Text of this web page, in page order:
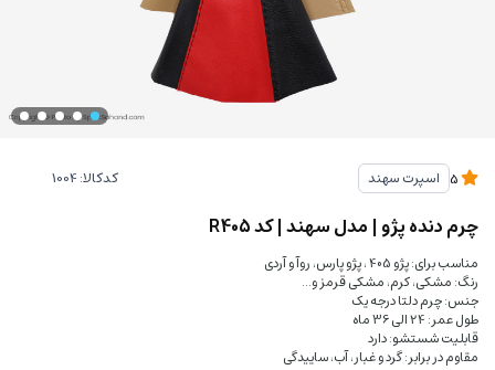
اسپرت سهند کدکالا:
چرم دنده پژو | مدل سهند | کد R405
مناسب برای: پژو 405 ، پژو پارس، روآ و آردی
رنگ: مشکی، کرم، مشکی قرمز و...
جنس: چرم دلتا درجه یک
طول عمر: 24 الی 36 ماه
قابلیت شستشو: دارد
مقاوم در برابر: گرد و غبار، آب، ساییدگی